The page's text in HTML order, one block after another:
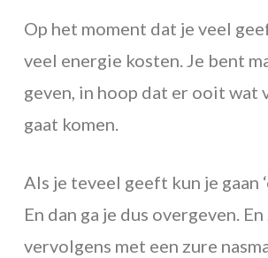
Op het moment dat je veel
veel energie kosten. Je bent
geven, in hoop dat er ooit wat
gaat komen.
Als je teveel geeft kun je gaan
En dan ga je dus overgeven.
vervolgens met een zure